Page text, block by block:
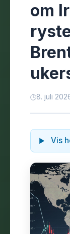
om
8. juli
Vis